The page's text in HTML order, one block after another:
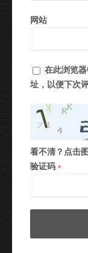
网站
在此浏览
址，以便下次
看不清？点击
验证码 *